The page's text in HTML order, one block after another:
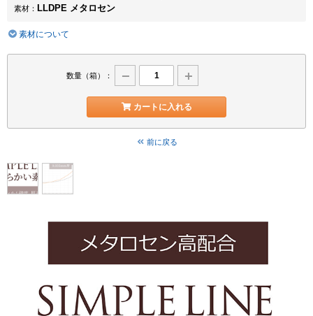
素材： LLDPE メタロセン
素材について
数量（箱）：
カートに入れる
前に戻る